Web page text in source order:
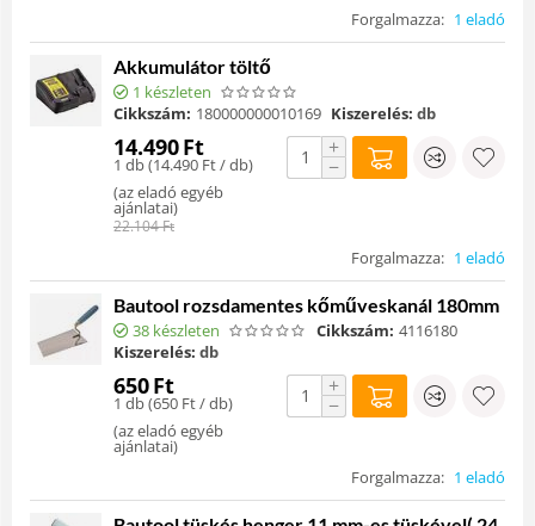
Forgalmazza: 1 eladó
Akkumulátor töltő
1 készleten
Cikkszám: 180000000010169 Kiszerelés: db
14.490Ft
1 db (14.490 Ft/ db)
(az eladó egyéb
ajánlatai)
22.104Ft
+
−
Forgalmazza: 1 eladó
Bautool rozsdamentes kőműveskanál 180mm
38 készleten Cikkszám: 4116180
Kiszerelés: db
650Ft
1 db (650 Ft/ db)
(az eladó egyéb
ajánlatai)
+
−
Forgalmazza: 1 eladó